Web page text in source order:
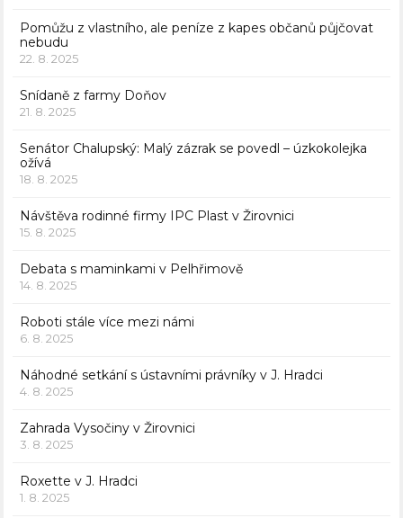
Pomůžu z vlastního, ale peníze z kapes občanů půjčovat
nebudu
22. 8. 2025
Snídaně z farmy Doňov
21. 8. 2025
Senátor Chalupský: Malý zázrak se povedl – úzkokolejka
ožívá
18. 8. 2025
Návštěva rodinné firmy IPC Plast v Žirovnici
15. 8. 2025
Debata s maminkami v Pelhřimově
14. 8. 2025
Roboti stále více mezi námi
6. 8. 2025
Náhodné setkání s ústavními právníky v J. Hradci
4. 8. 2025
Zahrada Vysočiny v Žirovnici
3. 8. 2025
Roxette v J. Hradci
1. 8. 2025